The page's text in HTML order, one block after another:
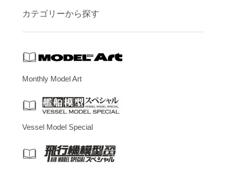
カテゴリーから探す
Monthly Model Art
Vessel Model Special